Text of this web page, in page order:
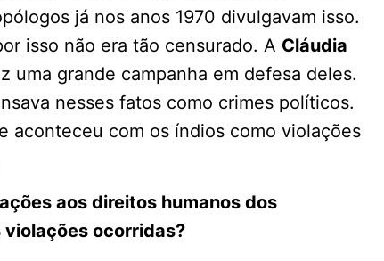
já nos anos 1970 divulgavam isso.
isso não era tão censurado. A Cláudia
uma grande campanha em defesa deles.
nesses fatos como crimes políticos.
aconteceu com os índios como violações
aos direitos humanos dos
ocorridas?